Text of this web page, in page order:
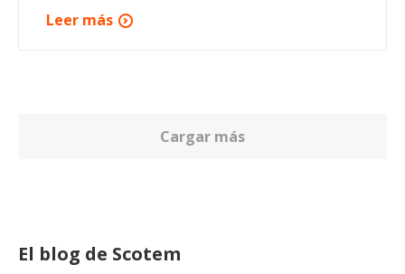
Leer más
Cargar más
El blog de Scotem